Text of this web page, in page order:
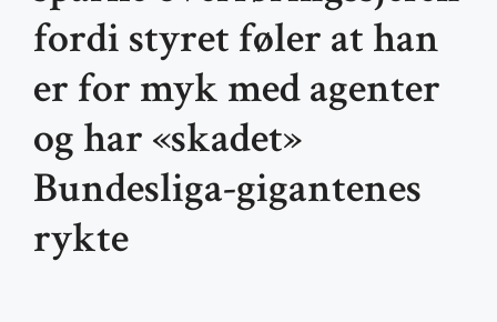
fordi styret føler at han
er for myk med agenter
og har «skadet»
Bundesliga-gigantenes
rykte